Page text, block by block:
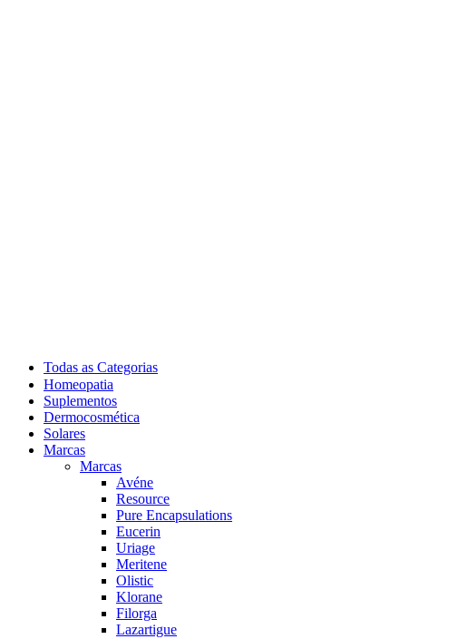
Todas as Categorias
Homeopatia
Suplementos
Dermocosmética
Solares
Marcas
Marcas
Avéne
Resource
Pure Encapsulations
Eucerin
Uriage
Meritene
Olistic
Klorane
Filorga
Lazartigue